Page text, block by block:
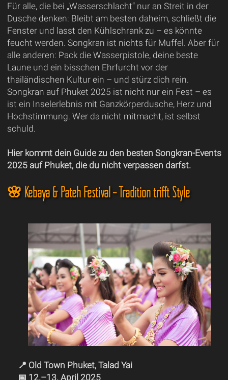
Für alle, die bei „Wasserschlacht“ nur an Streit in der
Dusche denken: Bleibt am besten daheim, schließt die
Fenster und lasst den Kühlschrank zu – es könnte
feucht werden. Songkran ist nichts für Muffel. Aber für
alle anderen: Pack die Wasserpistole, deine beste
Laune und ein bisschen Ehrfurcht vor der
thailändischen Kultur ein – und stürz dich rein.
Songkran auf Phuket 2025 ist nicht nur ein Fest – es
ist ein Inselerlebnis mit Ganzkörperdusche, Herz und
Hochstimmung. Wer da nicht mitmacht, ist selbst
schuld.
Hier kommt dein Guide zu den besten Songkran-Events
2025 auf Phuket, die du nicht verpassen darfst.
🌸 Kebaya & Pateh Festival – Tradition trifft Style
📍 Old Town Phuket, Talad Yai
📅 12.–13. April 2025